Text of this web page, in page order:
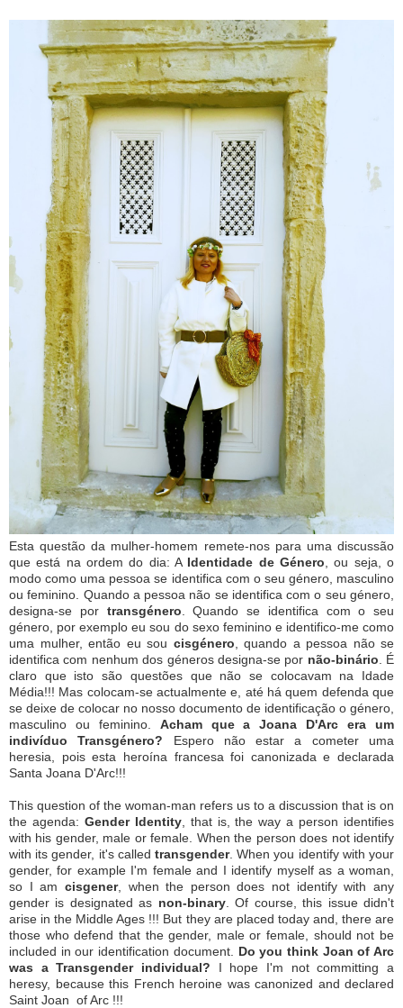
Esta questão da mulher-homem remete-nos para uma discussão
que está na ordem do dia: A Identidade de Género , ou seja, o
modo como uma pessoa se identifica com o seu género, masculino
ou feminino. Quando a pessoa não se identifica com o seu género,
designa-se portransgénero . Quando se identifica com o seu
género, por exemplo eu sou do sexo feminino e identifico-me como
uma mulher, então eu sou cisgénero , quando a pessoa não se
identifica com nenhum dos géneros designa-se por não-binário . É
claro que isto são questões que não se colocavam na Idade
Média!!! Mas colocam-se actualmente e, até há quem defenda que
se deixe de colocar no nosso documento de identificação o género,
masculino ou feminino. Acham que a Joana D'Arc era um
indivíduo Transgénero? Espero não estar a cometer uma
heresia, pois esta heroína francesa foi canonizada e declarada
Santa Joana D'Arc!!!
This question of the woman-man refers us to a discussion that is on
the agenda: Gender Identity, that is, the way a person identifies
with his gender, male or female. When the person does not identify
with its gender, it's called transgender. When you identify with your
gender, for example I'm female and I identify myself as a woman,
so I am cisgener, when the person does not identify with any
gender is designated as non-binary.
Of course, this issue didn't
arise in the Middle Ages !!! But they are placed today and, there are
those who defend that the gender, male or female, should not be
included in our identification document.
Do you think Joan of Arc
was a Transgender individual?
I hope I'm not committing a
heresy, because this French heroine was canonized and declared
Saint Joan of Arc !!!